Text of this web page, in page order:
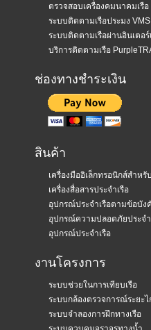
ตรวจสอบเครื่องคมนาคมเรือ
ระบบติดตามเรือประมง VMS
ระบบติดตามเรือผ่านอินเตอร์
บริการติดตามเรือ
ช่องทางชำระเงิน
สินค้า
เครื่องมืออิเล็กทรอนิกส์สำหรั
เครื่องสื่อสารประจำเรือ
อุปกรณ์ประจำเรือตามข้อบัง
อุปกรณ์ความปลอดภัยประจำ
อุปกรณ์ประจำเรือ
งานโครงการ
ระบบช่วยในการเทียบเรือ
ระบบกล้องตรวจการณ์ระยะ
ระบบจำลองการฝึกทางเรือ